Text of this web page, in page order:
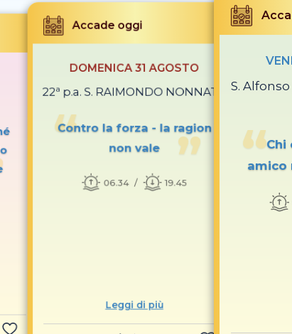
Accade oggi
DOMENICA 31 AGOSTO
22ª p.a. S. RAIMONDO NONNATO
Contro la forza - la ragion
non vale
06.34 19.45
Leggi di più
S.
Chi
amico